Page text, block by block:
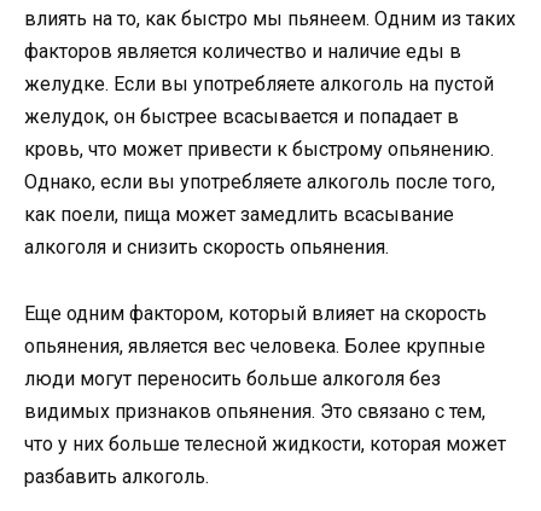
влиять на то, как быстро мы пьянеем. Одним из таких
факторов является количество и наличие еды в
желудке. Если вы употребляете алкоголь на пустой
желудок, он быстрее всасывается и попадает в
кровь, что может привести к быстрому опьянению.
Однако, если вы употребляете алкоголь после того,
как поели, пища может замедлить всасывание
алкоголя и снизить скорость опьянения.
Еще одним фактором, который влияет на скорость
опьянения, является вес человека. Более крупные
люди могут переносить больше алкоголя без
видимых признаков опьянения. Это связано с тем,
что у них больше телесной жидкости, которая может
разбавить алкоголь.